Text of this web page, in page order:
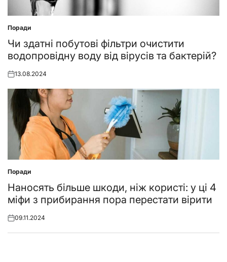
Posted
in
Поради
Чи здатні побутові фільтри очистити
водопровідну воду від вірусів та бактерій?
Posted
13.08.2024
Posted
in
Поради
Наносять більше шкоди, ніж користі: у ці 4
міфи з прибирання пора перестати вірити
Posted
09.11.2024